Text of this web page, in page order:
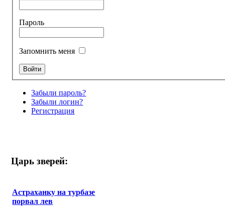
Пароль
Запомнить меня
Забыли пароль?
Забыли логин?
Регистрация
Царь зверей:
Астраханку на турбазе
порвал лев